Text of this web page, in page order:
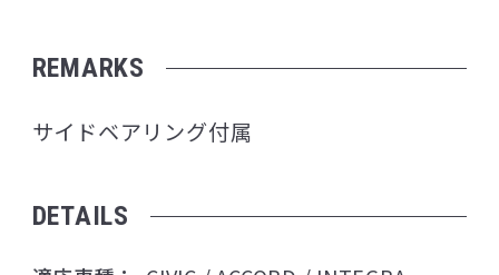
REMARKS
サイドベアリング付属
DETAILS